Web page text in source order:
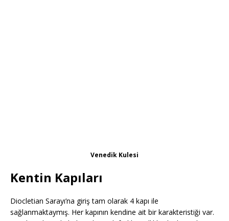
Venedik Kulesi
Kentin Kapıları
Diocletian Sarayı’na giriş tam olarak 4 kapı ile
sağlanmaktaymış. Her kapının kendine ait bir karakteristiği var.